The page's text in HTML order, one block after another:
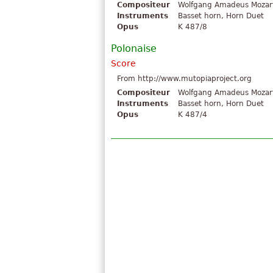
Compositeur
Wolfgang Amadeus
Instruments
Basset horn, Horn Duet
Opus
K 487/8
Polonaise
Score
From http://www.mutopiaproject.org
Compositeur
Wolfgang Amadeus
Instruments
Basset horn, Horn Duet
Opus
K 487/4